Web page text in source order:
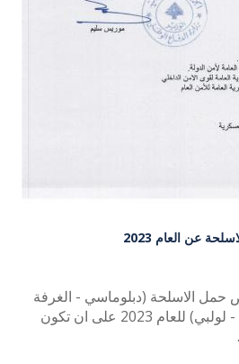
عن العام 2023
حمل الاسلحة (دبلوماسي - الغرفة
العسكرية - خاص - رسمي - لولبي) للعام 2023 على ان تكون